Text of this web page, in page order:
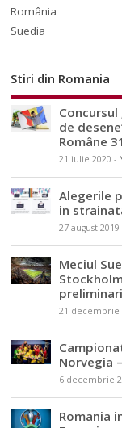
România
Suedia
Stiri din Romania
de
Române
21 iulie 2020 -
Alegerile
in
27 august 2019
Meciul
21 decembrie
Norvegia
6 decembrie
Romania